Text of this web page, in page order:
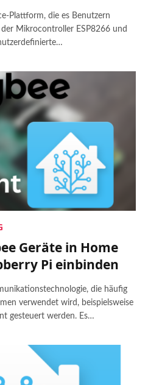
Plattform, die es Benutzern
Mikrocontroller ESP8266 und
Geräte in Home
Pi einbinden
die häufig
verwendet wird, beispielsweise
gesteuert werden. Es…